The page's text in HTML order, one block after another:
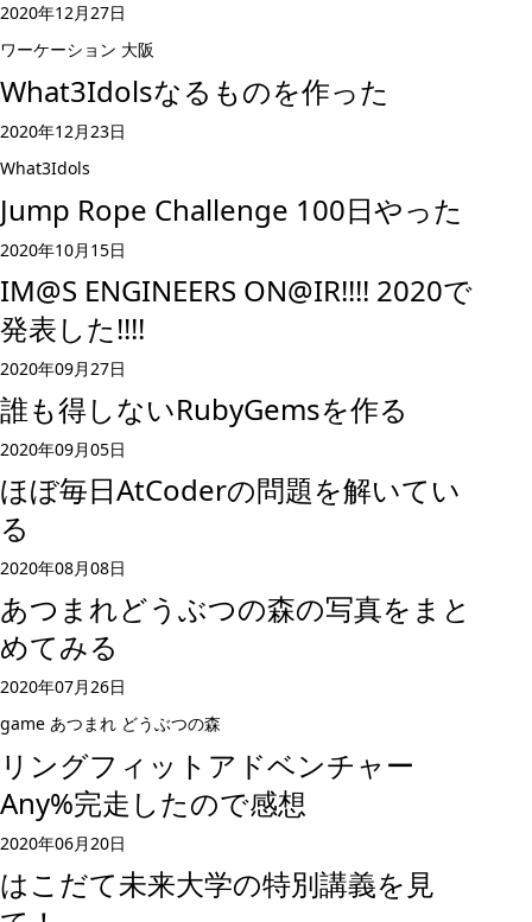
2020年12月27日
ワーケーション 大阪
What3Idolsなるものを作った
2020年12月23日
What3Idols
Jump Rope Challenge 100日やった
2020年10月15日
IM@S ENGINEERS ON@IR!!!! 2020で
発表した!!!!
2020年09月27日
誰も得しないRubyGemsを作る
2020年09月05日
ほぼ毎日AtCoderの問題を解いてい
る
2020年08月08日
あつまれどうぶつの森の写真をまと
めてみる
2020年07月26日
game あつまれ どうぶつの森
リングフィットアドベンチャー
Any%完走したので感想
2020年06月20日
はこだて未来大学の特別講義を見